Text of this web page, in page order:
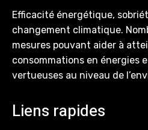
Efficacité énergétique,
changement climatique.
mesures pouvant aider à
consommations en énergies
vertueuses au niveau de
Liens rapides